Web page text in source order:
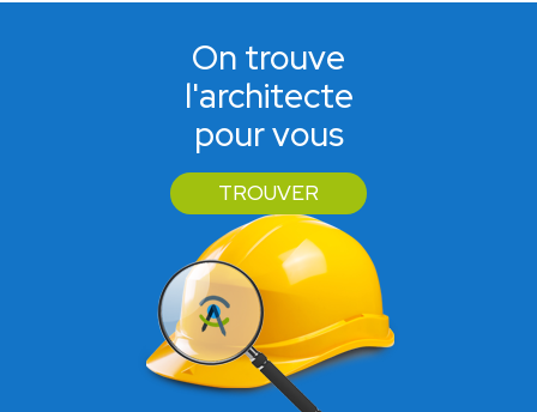
On trouve
l'architecte
pour vous
TROUVER